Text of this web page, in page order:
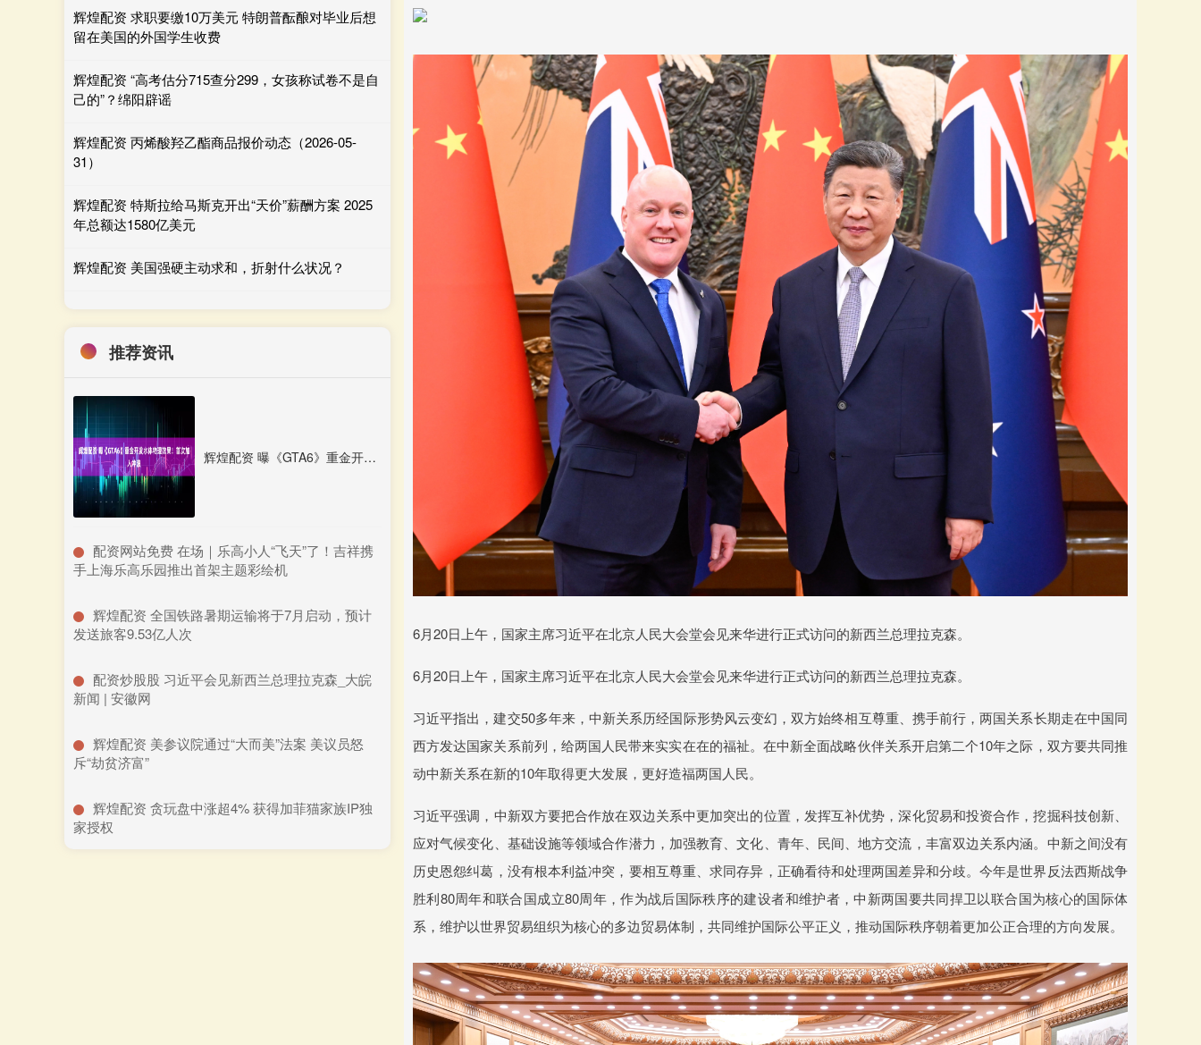
6月20日上午，国家主席习近平在北京人民大会堂会见来华进行正式访问的新西兰总理拉克森。
6月20日上午，国家主席习近平在北京人民大会堂会见来华进行正式访问的新西兰总理拉克森。
习近平指出，建交50多年来，中新关系历经国际形势风云变幻，双方始终相互尊重、携手前行，两国关系长期走在中国同
西方发达国家关系前列，给两国人民带来实实在在的福祉。在中新全面战略伙伴关系开启第二个10年之际，双方要共同推
动中新关系在新的10年取得更大发展，更好造福两国人民。
习近平强调，中新双方要把合作放在双边关系中更加突出的位置，发挥互补优势，深化贸易和投资合作，挖掘科技创新、
应对气候变化、基础设施等领域合作潜力，加强教育、文化、青年、民间、地方交流，丰富双边关系内涵。中新之间没有
历史恩怨纠葛，没有根本利益冲突，要相互尊重、求同存异，正确看待和处理两国差异和分歧。今年是世界反法西斯战争
胜利80周年和联合国成立80周年，作为战后国际秩序的建设者和维护者，中新两国要共同捍卫以联合国为核心的国际体
系，维护以世界贸易组织为核心的多边贸易体制，共同维护国际公平正义，推动国际秩序朝着更加公正合理的方向发展。
辉煌配资 求职要缴10万美元 特朗普酝酿对毕业后想
留在美国的外国学生收费
辉煌配资 “高考估分715查分299，女孩称试卷不是自
己的”？绵阳辟谣
辉煌配资 丙烯酸羟乙酯商品报价动态（2026-05-
31）
辉煌配资 特斯拉给马斯克开出“天价”薪酬方案 2025
年总额达1580亿美元
辉煌配资 美国强硬主动求和，折射什么状况？
推荐资讯
辉煌配资 曝《GTA6》重金开发水体物理效果！首次加入冲浪
​配资网站免费 在场｜乐高小人“飞天”了！吉祥携
手上海乐高乐园推出首架主题彩绘机
​辉煌配资 全国铁路暑期运输将于7月启动，预计
发送旅客9.53亿人次
​配资炒股股 习近平会见新西兰总理拉克森_大皖
新闻 | 安徽网
​辉煌配资 美参议院通过“大而美”法案 美议员怒
斥“劫贫济富”
​辉煌配资 贪玩盘中涨超4% 获得加菲猫家族IP独
家授权